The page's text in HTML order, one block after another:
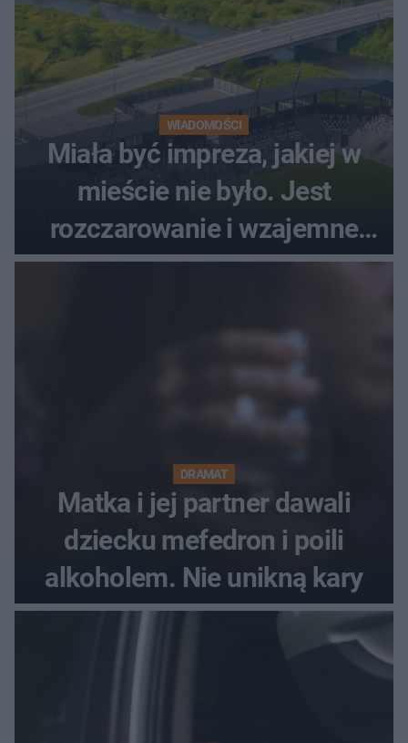
WIADOMOŚCI
Miała być impreza, jakiej w
mieście nie było. Jest
rozczarowanie i wzajemne
obwinianie. Dlaczego Peak
DRAMAT
Matka i jej partner dawali
dziecku mefedron i poili
alkoholem. Nie unikną kary